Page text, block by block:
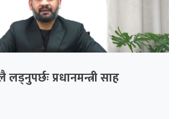
प्रधानमन्त्री साह